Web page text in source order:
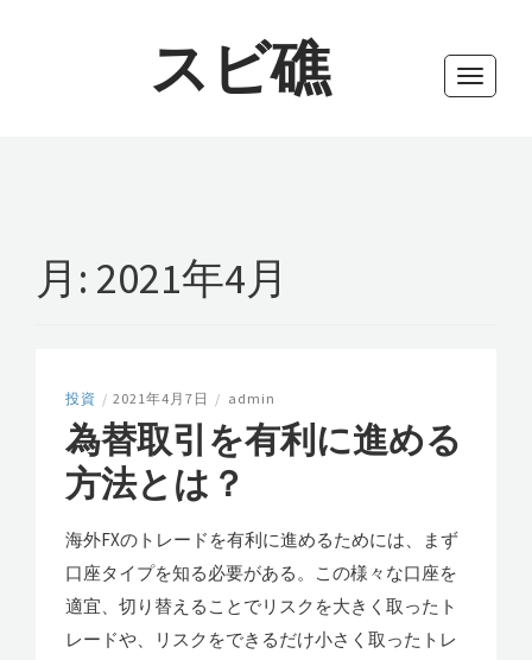
スビ礁
Toggle
月: 2021年4月
投資 / 2021年4月7日 / admin
為替取引を有利に進める
方法とは？
海外FXのトレードを有利に進めるためには、まず
口座タイプを知る必要がある。この様々な口座を
適宜、切り替えることでリスクを大きく取ったト
レードや、リスクをできるだけ小さく取ったトレ